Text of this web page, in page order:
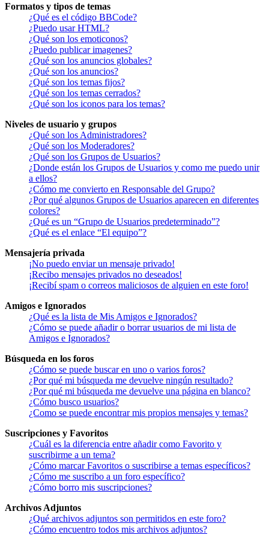
Formatos y tipos de temas
¿Qué es el código BBCode?
¿Puedo usar HTML?
¿Qué son los emoticonos?
¿Puedo publicar imagenes?
¿Qué son los anuncios globales?
¿Qué son los anuncios?
¿Qué son los temas fijos?
¿Qué son los temas cerrados?
¿Qué son los iconos para los temas?
Niveles de usuario y grupos
¿Qué son los Administradores?
¿Qué son los Moderadores?
¿Qué son los Grupos de Usuarios?
¿Donde están los Grupos de Usuarios y como me puedo unir
a ellos?
¿Cómo me convierto en Responsable del Grupo?
¿Por qué algunos Grupos de Usuarios aparecen en diferentes
colores?
¿Qué es un “Grupo de Usuarios predeterminado”?
¿Qué es el enlace “El equipo”?
Mensajería privada
¡No puedo enviar un mensaje privado!
¡Recibo mensajes privados no deseados!
¡Recibí spam o correos maliciosos de alguien en este foro!
Amigos e Ignorados
¿Qué es la lista de Mis Amigos e Ignorados?
¿Cómo se puede añadir o borrar usuarios de mi lista de
Amigos e Ignorados?
Búsqueda en los foros
¿Cómo se puede buscar en uno o varios foros?
¿Por qué mi búsqueda me devuelve ningún resultado?
¿Por qué mi búsqueda me devuelve una página en blanco?
¿Cómo busco usuarios?
¿Como se puede encontrar mis propios mensajes y temas?
Suscripciones y Favoritos
¿Cuál es la diferencia entre añadir como Favorito y
suscribirme a un tema?
¿Cómo marcar Favoritos o suscribirse a temas específicos?
¿Cómo me suscribo a un foro específico?
¿Cómo borro mis suscripciones?
Archivos Adjuntos
¿Qué archivos adjuntos son permitidos en este foro?
¿Cómo encuentro todos mis archivos adjuntos?